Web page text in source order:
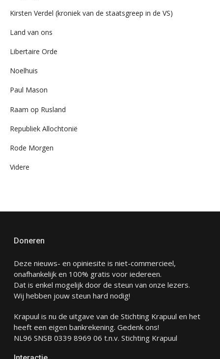
Kirsten Verdel (kroniek van de staatsgreep in de VS)
Land van ons
Libertaire Orde
Noelhuis
Paul Mason
Raam op Rusland
Republiek Allochtonië
Rode Morgen
Videre
Doneren
Deze nieuws- en opiniesite is niet-commercieel,
onafhankelijk en 100% gratis voor iedereen.
Dat is enkel mogelijk door de steun van onze lezers.
Wij hebben jouw steun hard nodig!
Krapuul is nu de uitgave van de Stichting Krapuul en het
heeft een eigen bankrekening. Gedenk ons!
NL96 SNSB 0339 8969 06 t.n.v. Stichting Krapuul